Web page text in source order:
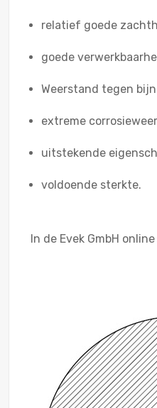
relatief goede
goede
Weerstand tegen
extreme
uitstekende
voldoende sterkte.
In de Evek GmbH